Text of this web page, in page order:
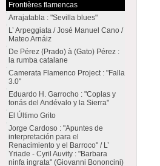
Frontières flamencas
Arrajatabla : "Sevilla blues"
L’ Arpeggiata / José Manuel Cano /
Mateo Arnáiz
De Pérez (Prado) à (Gato) Pérez :
la rumba catalane
Camerata Flamenco Project : "Falla
3.0"
Eduardo H. Garrocho : "Coplas y
tonás del Andévalo y la Sierra"
El Último Grito
Jorge Cardoso : "Apuntes de
interpretación para el
Renacimiento y el Barroco" / L’
Yriade - Cyril Auvity : "Barbara
ninfa ingrata" (Giovanni Bononcini)